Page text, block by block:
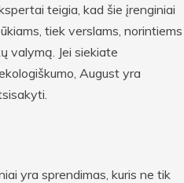
teigia, kad šie įrenginiai
tiek verslams, norintiems
valymą. Jei siekiate
August yra
yra sprendimas, kuris ne tik